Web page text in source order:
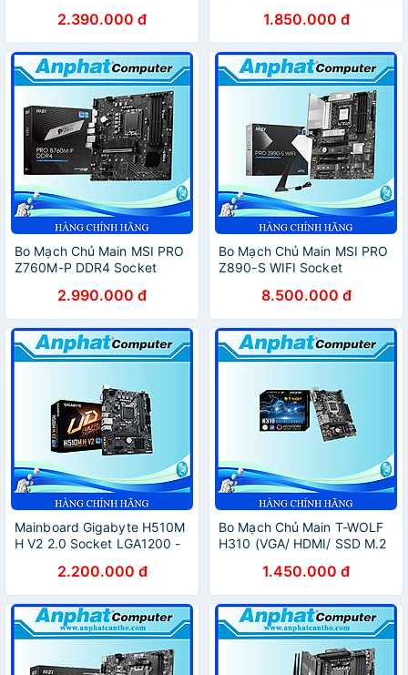
2.390.000 đ 1.850.000 đ
Bo Mạch Chủ Main MSI PRO
Z760M-P DDR4 Socket
2.990.000 đ
Bo Mạch Chủ Main MSI PRO
Z890-S WIFI Socket
8.500.000 đ
Mainboard Gigabyte H510M
H V2 2.0 Socket LGA1200 -
2.200.000 đ
Bo Mạch Chủ Main T-WOLF
H310 (VGA/ HDMI/ SSD M.2
LGA1151v2 - Hàng Chính
Hãng
1.450.000 đ